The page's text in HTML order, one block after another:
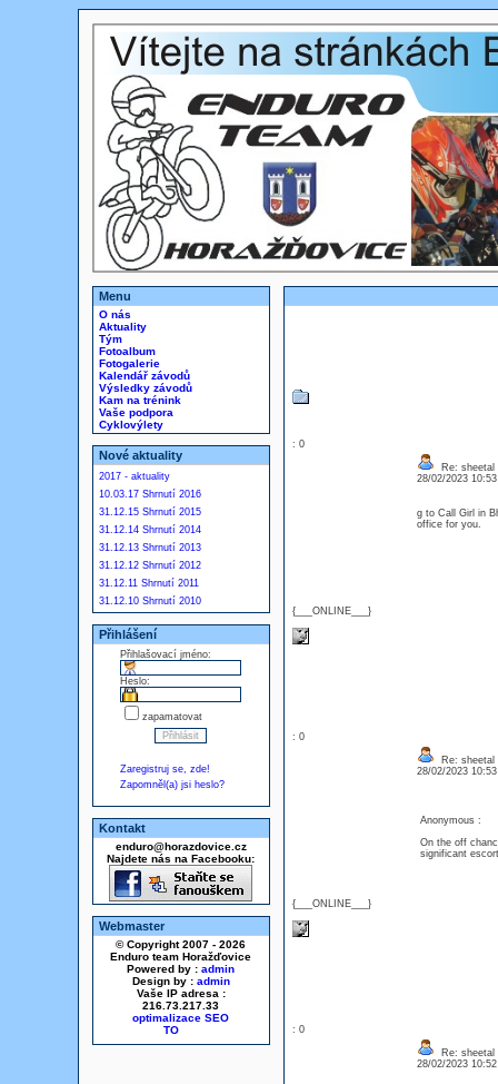
Menu
O nás
Aktuality
Tým
Fotoalbum
Fotogalerie
Kalendář závodů
Výsledky závodů
Kam na trénink
Vaše podpora
Cyklovýlety
Nové aktuality
2017 - aktuality
10.03.17 Shrnutí 2016
31.12.15 Shrnutí 2015
31.12.14 Shrnutí 2014
31.12.13 Shrnutí 2013
31.12.12 Shrnutí 2012
31.12.11 Shrnutí 2011
31.12.10 Shrnutí 2010
Přihlášení
Přihlašovací jméno:
Heslo:
zapamatovat
Zaregistruj se, zde!
Zapomněl(a) jsi heslo?
Kontakt
enduro@horazdovice.cz
Najdete nás na Facebooku:
Webmaster
© Copyright 2007 - 2026
Enduro team Horažďovice
Powered by : admin
Design by : admin
Vaše IP adresa :
216.73.217.33
optimalizace SEO
: 0
{___ONLINE___}
Re: sheetal
28/02/2023
g to Call Girl in
office for you.
: 0
{___ONLINE___}
Re: sheetal
28/02/2023
Anonymous :
On the off
significant
: 0
Re: sheetal
28/02/2023